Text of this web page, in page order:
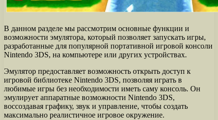
В данном разделе мы рассмотрим основные функции и
возможности эмулятора, который позволяет запускать игры,
разработанные для популярной портативной игровой консоли
Nintendo 3DS, на компьютере или других устройствах.
Эмулятор предоставляет возможность открыть доступ к
игровой библиотеке Nintendo 3DS, позволяя играть в
любимые игры без необходимости иметь саму консоль. Он
эмулирует аппаратные возможности Nintendo 3DS,
воссоздавая графику, звук и управление, чтобы создать
максимально реалистичное игровое окружение.